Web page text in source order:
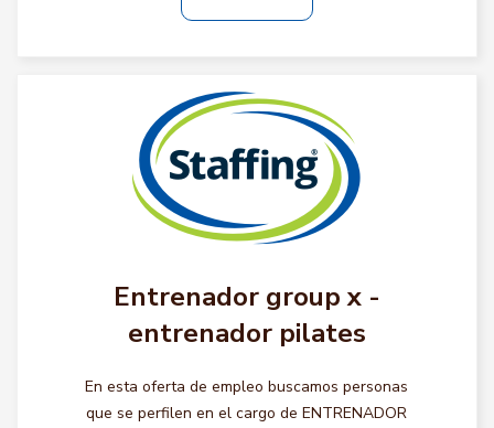
Entrenador group x -
entrenador pilates
En esta oferta de empleo buscamos personas
que se perfilen en el cargo de ENTRENADOR